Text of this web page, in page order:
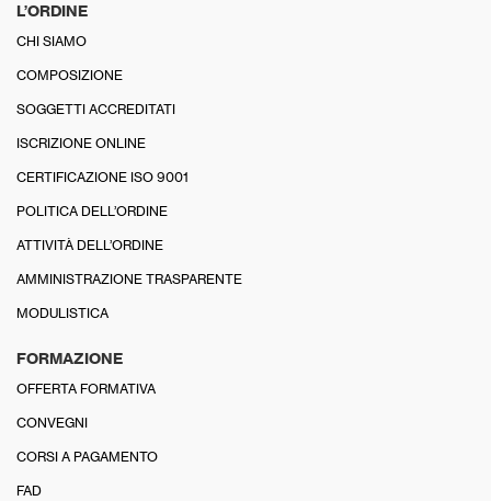
L’ORDINE
CHI SIAMO
COMPOSIZIONE
SOGGETTI ACCREDITATI
ISCRIZIONE ONLINE
CERTIFICAZIONE ISO 9001
POLITICA DELL’ORDINE
ATTIVITÀ DELL’ORDINE
AMMINISTRAZIONE TRASPARENTE
MODULISTICA
FORMAZIONE
OFFERTA FORMATIVA
CONVEGNI
CORSI A PAGAMENTO
FAD